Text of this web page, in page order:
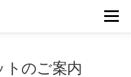
メニュ
トのご案内